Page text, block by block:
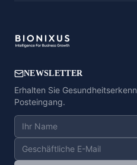
NEWSLETTER
Erhalten Sie
Posteingang.